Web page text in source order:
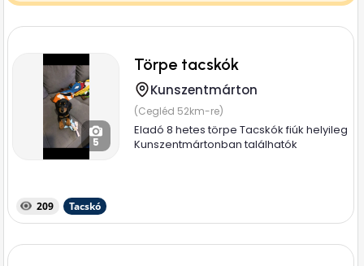
5
Törpe tacskók
Kunszentmárton
(Cegléd 52km-re)
Eladó 8 hetes törpe Tacskók fiúk helyileg
Kunszentmártonban találhatók
209 Tacskó